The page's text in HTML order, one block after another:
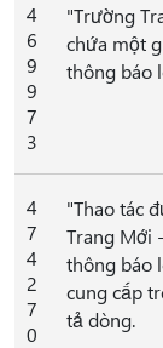
4
6
9
9
7
3
"Trường
chứa một
thông báo
4
7
4
2
7
0
"Thao tác
Trang Mới
thông báo
cung cấp
tả dòng.